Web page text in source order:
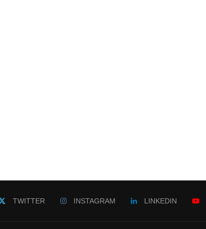
TWITTER INSTAGRAM LINKEDIN